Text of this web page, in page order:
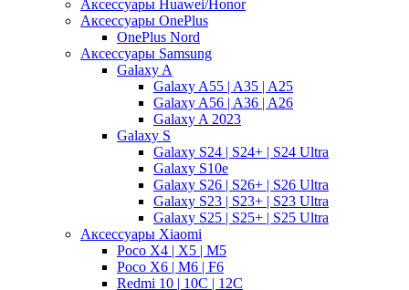
Аксессуары Huawei/Honor
Аксессуары OnePlus
OnePlus Nord
Аксессуары Samsung
Galaxy A
Galaxy A55 | A35 | A25
Galaxy A56 | A36 | A26
Galaxy A 2023
Galaxy S
Galaxy S24 | S24+ | S24 Ultra
Galaxy S10e
Galaxy S26 | S26+ | S26 Ultra
Galaxy S23 | S23+ | S23 Ultra
Galaxy S25 | S25+ | S25 Ultra
Аксессуары Xiaomi
Poco X4 | X5 | M5
Poco X6 | M6 | F6
Redmi 10 | 10C | 12C